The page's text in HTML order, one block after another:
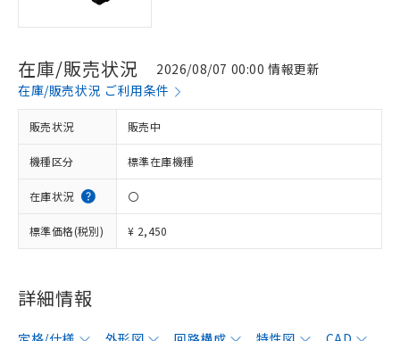
在庫/販売状況
2026/08/07 00:00 情報更新
在庫/販売状況 ご利用条件
販売状況 販売中
機種区分 標準在庫機種
在庫状況 〇
標準価格(税別) ¥ 2,450
詳細情報